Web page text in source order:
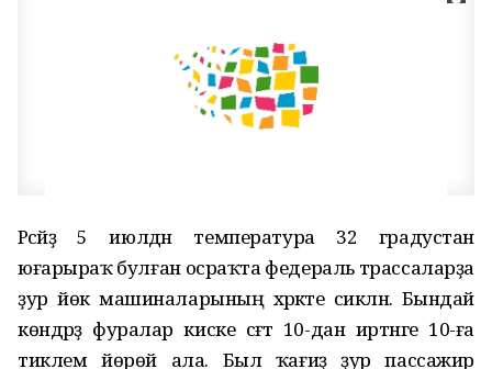
Рәсәйҙә 5 июлдән температура 32 градустан
юғарыраҡ булған осраҡта федераль трассаларҙа
ҙур йөк машиналарының хәрәкәте сикләнә. Бындай
көндәрҙә фуралар киске сәғәт 10-дан иртәнге 10-ға
тиклем йөрөй ала. Был ҡағиҙә ҙур пассажир